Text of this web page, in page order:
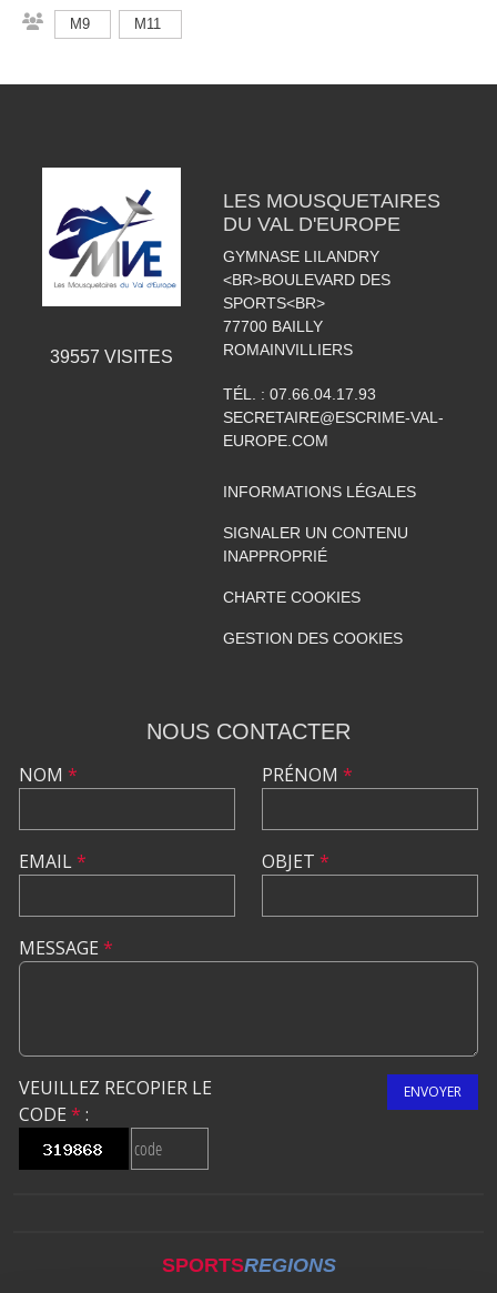
M9 M11
39557 VISITES
LES MOUSQUETAIRES
DU VAL D'EUROPE
GYMNASE LILANDRY
<BR>BOULEVARD DES
SPORTS<BR>
77700 BAILLY
ROMAINVILLIERS
TÉL. : 07.66.04.17.93
SECRETAIRE@ESCRIME-VAL-
EUROPE.COM
INFORMATIONS LÉGALES
SIGNALER UN CONTENU
INAPPROPRIÉ
CHARTE COOKIES
GESTION DES COOKIES
NOUS CONTACTER
NOM *
EMAIL*
PRÉNOM *
OBJET *
MESSAGE *
VEUILLEZ RECOPIER LE
CODE * :
ENVOYER
SPORTSREGIONS